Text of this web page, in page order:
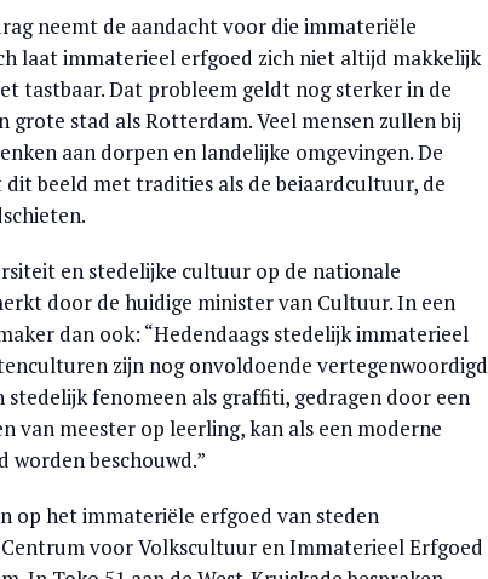
neemt de aandacht voor die immateriële
laat immaterieel erfgoed zich niet altijd makkelijk
tastbaar. Dat probleem geldt nog sterker in de
grote stad als Rotterdam. Veel mensen zullen bij
aan dorpen en landelijke omgevingen. De
beeld met tradities als de beiaardcultuur, de
en stedelijke cultuur op de nationale
door de huidige minister van Cultuur. In een
dan ook: “Hedendaags stedelijk immaterieel
zijn nog onvoldoende vertegenwoordigd
stedelijk fenomeen als graffiti, gedragen door een
van meester op leerling, kan als een moderne
beschouwd.”
op het immateriële erfgoed van steden
voor Volkscultuur en Immaterieel Erfgoed